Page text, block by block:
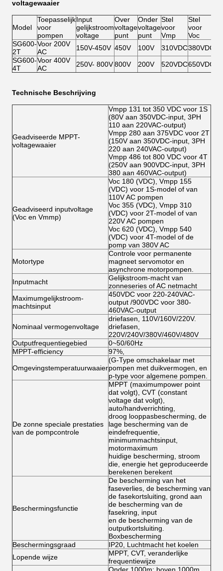
voltagewaaier
Model
Toepasselijk
voor
pompen
Input
gelijkstroom
voltage
Over
voltage
punt
Onder
voltage
punt
Stel
voor
Vmp
Stel
voor
Voc
SG600-
2T
Voor 200V
AC
150V-450V 450V 100V 310VDC380VDC
SG600-
4T
Voor 400V
AC
250V- 800V800V 200V 520VDC650VDC
Technische Beschrijving
Geadviseerde MPPT-
voltagewaaier
Vmpp 131 tot 350 VDC voor 1S
(80V aan 350VDC-input, 3PH
110 aan 220VAC-output)
Vmpp 280 aan 375VDC voor 2T
(150V aan 350VDC-input, 3PH
220 aan 240VAC-output)
Vmpp 486 tot 800 VDC voor 4T
(250V aan 900VDC-input, 3PH
380 aan 460VAC-output)
Geadviseerd inputvoltage
(Voc en Vmmp)
Voc 180 (VDC), Vmpp 155
(VDC) voor 1S-model of van
110V AC pompen
Voc 355 (VDC), Vmpp 310
(VDC) voor 2T-model of van
220V AC pompen
Voc 620 (VDC), Vmpp 540
(VDC) voor 4T-model of de
pomp van 380V AC
Motortype
Controle voor permanente
magneet servomotor en
asynchrone motorpompen.
Inputmacht
Gelijkstroom-macht van
zonneseries of AC netmacht
Maximumgelijkstroom-
machtsinput
450VDC voor 220-240VAC-
output /900VDC voor 380-
460VAC-output
Nominaal vermogenvoltage
driefasen, 110V/160V/220V.
driefasen,
220V/240V/380V/460V/480V
Outputfrequentiegebied
0~50/60Hz
MPPT-efficiency
97%,
Omgevingstemperatuurwaaier
(G-Type omschakelaar met
pompen met duikvermogen, en
p-type voor algemene pompen.
De zonne speciale prestaties
van de pompcontrole
MPPT (maximumpower point
dat volgt), CVT (constant
voltage dat volgt),
auto/handverrichting,
droog looppasbescherming, de
lage bescherming van de
eindefrequentie,
minimummachtsinput,
motormaximum
huidige bescherming, stroom
die, energie het geproduceerde
berekenen berekent
Beschermingsfunctie
De bescherming van het
faseverlies, de bescherming van
de fasekortsluiting, grond aan
de bescherming van de
fasekring, input
en de bescherming van de
outputkortsluiting.
Boxbescherming
Beschermingsgraad
IP20, Luchtmacht het koelen
Lopende wijze
MPPT, CVT, veranderlijke
frequentiewijze